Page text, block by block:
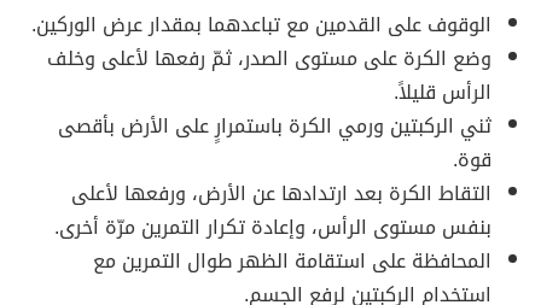
الوقوف على القدمين مع تباعدهما بمقدار عرض الوركين.
وضع الكرة على مستوى الصدر، ثمّ رفعها لأعلى وخلف
الرأس قليلاً.
ثني الركبتين ورمي الكرة باستمرارٍ على الأرض بأقصى
قوة.
التقاط الكرة بعد ارتدادها عن الأرض، ورفعها لأعلى
بنفس مستوى الرأس، وإعادة تكرار التمرين مرّة أخرى.
المحافظة على استقامة الظهر طوال التمرين مع
استخدام الركبتين لرفع الجسم.